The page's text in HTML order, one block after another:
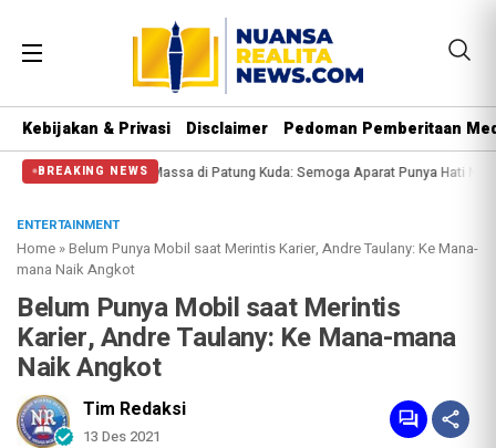
Kebijakan & Privasi Disclaimer Pedoman Pemberitaan
BREAKING NEWS
Halangi Massa di Patung Kuda: Semoga Aparat Punya Hati Nurani
ENTERTAINMENT
Home »Belum Punya Mobil saat Merintis Karier, Andre Taulany: Ke Mana-
mana Naik Angkot
Belum Punya Mobil saat Merintis
Karier, Andre Taulany: Ke Mana-mana
Naik Angkot
Tim Redaksi
13 Des 2021